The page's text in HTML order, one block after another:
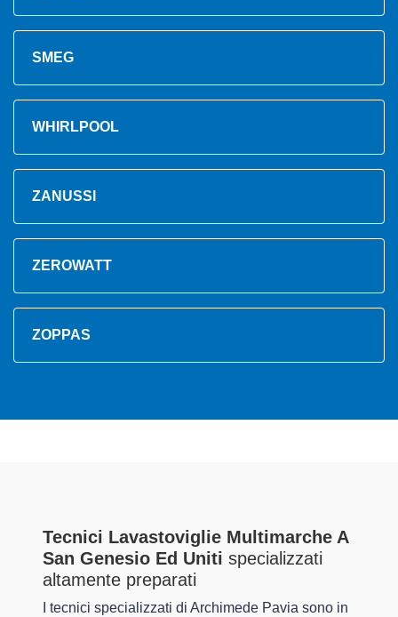
SMEG
WHIRLPOOL
ZANUSSI
ZEROWATT
ZOPPAS
Tecnici Lavastoviglie Multimarche A
San Genesio Ed Uniti specializzati
altamente preparati
I tecnici specializzati di Archimede Pavia sono in